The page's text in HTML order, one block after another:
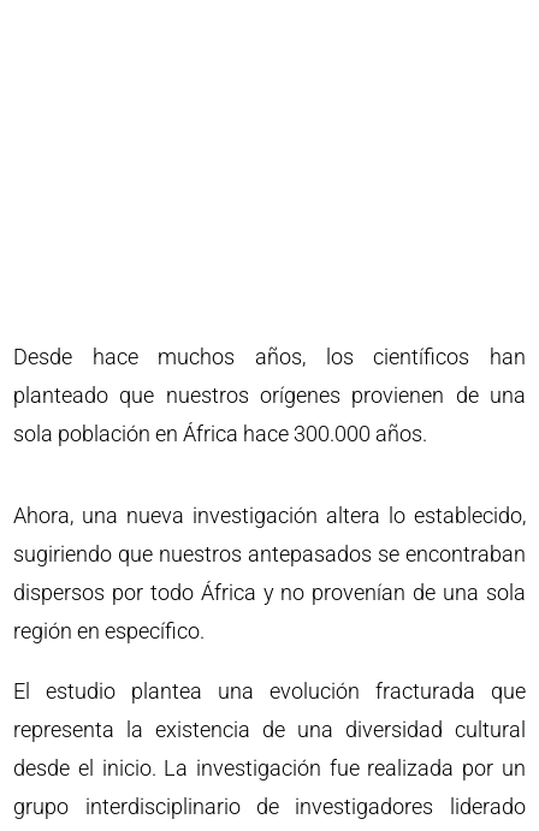
Desde hace muchos años, los científicos han
planteado que nuestros orígenes provienen de una
sola población en África hace 300.000 años.
Ahora, una nueva investigación altera lo establecido,
sugiriendo que nuestros antepasados se encontraban
dispersos por todo África y no provenían de una sola
región en específico.
El estudio plantea una evolución fracturada que
representa la existencia de una diversidad cultural
desde el inicio. La investigación fue realizada por un
grupo interdisciplinario de investigadores liderado